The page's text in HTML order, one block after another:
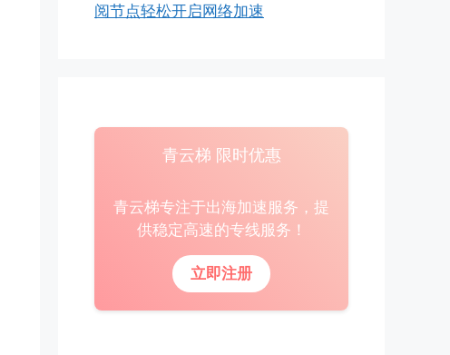
阅节点轻松开启网络加速
青云梯 限时优惠
青云梯专注于出海加速服务，提
供稳定高速的专线服务！
立即注册